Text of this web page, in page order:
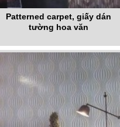
Patterned carpet, giấy dán
tường hoa văn